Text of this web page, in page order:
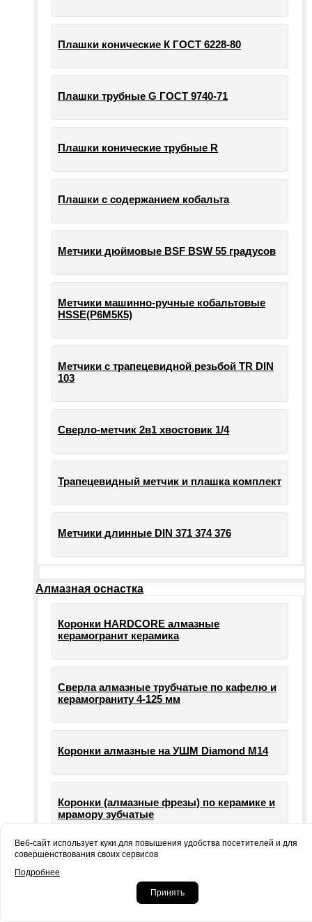
Плашки конические К ГОСТ 6228-80
Плашки трубные G ГОСТ 9740-71
Плашки конические трубные R
Плашки с содержанием кобальта
Метчики дюймовые BSF BSW 55 градусов
Метчики машинно-ручные кобальтовые
HSSE(Р6М5К5)
Метчики с трапецевидной резьбой TR DIN
103
Сверло-метчик 2в1 хвостовик 1/4
Трапецевидный метчик и плашка комплект
Метчики длинные DIN 371 374 376
Алмазная оснастка
Коронки HARDCORE алмазные
керамогранит керамика
Сверла алмазные трубчатые по кафелю и
керамограниту 4-125 мм
Коронки алмазные на УШМ Diamond М14
Коронки (алмазные фрезы) по керамике и
мрамору зубчатые
машин УШМ болгарки
Веб-сайт использует куки для повышения удобства посетителей и для
совершенствования своих сервисов
Подробнее
Принять